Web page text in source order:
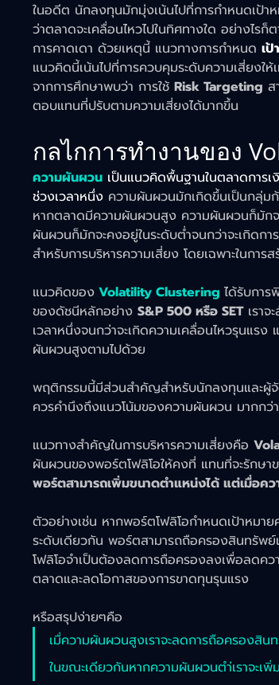
ในอดีต นักลงทุนมักมุ่งเน้นไปที่การกำหนดเป้า
ว่าตลาดจะเคลื่อนไหวไปในทิศทางใด อย่างไ
การคาดเดา ด้วยเหตุนี้ แนวทางการกำหนด เ
แนวคิดนี้เน้นไปที่การควบคุมระดับความเสี่ยง
จากการศึกษาพบว่า การใช้ Risk Targeting ส
ตอบแทนที่ปรับตามความเสี่ยงได้มากขึ้น
กลไกการทำงานของ
ความผันผวน เป็นแนวคิดพื้นฐานในตลาดการ
ช่วงเวลาหนึ่ง ความผันผวนมักเกิดขึ้นเป็นกลุ่ม
หากตลาดมีความผันผวนสูง ความผันผวนก็มัก
ผันผวนก็มักจะคงอยู่ในระดับต่ำจนกว่าจะเกิด
สำหรับการบริหารความเสี่ยง โดยเฉพาะในกา
แนวคิดของ Volatility Clustering ได้รับการ
ของดัชนีหลักอย่าง S&P 500 หรือ SET เราจ
เวลาหนึ่งจนกว่าจะเกิดความเคลื่อนไหวรุนแร
ผันผวนสูงตามไปด้วย
พฤติกรรมนี้มีส่วนสำคัญสำหรับนักลงทุนและผู้จั
ควรคำนึงถึงแนวโน้มของความผันผวน มากกว่
แนวทางสำคัญในการบริหารความเสี่ยงคือ
ผันผวนของพอร์ตโฟลิโอให้คงที่ แทนที่จะรักษ
พอร์ตสามารถเพิ่มขนาดตำแหน่งได้ แต่เมื่อ
ตัวอย่างเช่น หากพอร์ตโฟลิโอกำหนดเป้าหมา
ระดับเดียวกัน พอร์ตสามารถถือครองสินทรัพ
โฟลิโอจำเป็นต้องลดการถือครองลงเพื่อลดค
ตลาดและลดโอกาสของการขาดทุนรุนแรง
หรือสรุปง่ายๆคือ
เมื่ความผันผวนสูงเราจะลดการถือครองสิน
ในขณะเดียวกันหากความผันผวนตำ่เราจะเ